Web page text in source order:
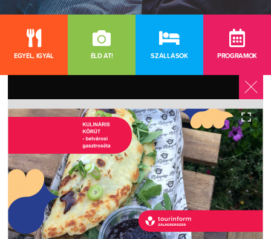
EGYÉL, IGYÁL ÉLD ÁT! SZÁLLÁSOK PROGRAMOK